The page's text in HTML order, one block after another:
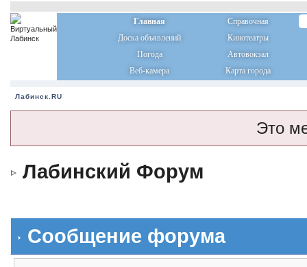
Главная
Справочная
Доска объявлений
Кинотеатры
Погода
Автовокзал
Веб-камера
Карта города
Лабинск.RU
Это
Лабинский Форум
Сообщение форума